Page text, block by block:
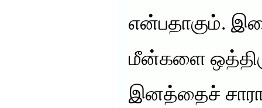
என்பதாகும்.
மீன்களை
இனத்தைச்